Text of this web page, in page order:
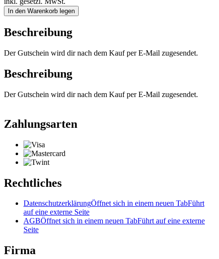
In den Warenkorb legen
Beschreibung
Der Gutschein wird dir nach dem Kauf per E-Mail zugesendet.
Beschreibung
Der Gutschein wird dir nach dem Kauf per E-Mail zugesendet.
Zahlungsarten
Rechtliches
DatenschutzerklärungÖffnet sich in einem neuen TabFührt
auf eine externe Seite
AGBÖffnet sich in einem neuen TabFührt auf eine externe
Seite
Firma